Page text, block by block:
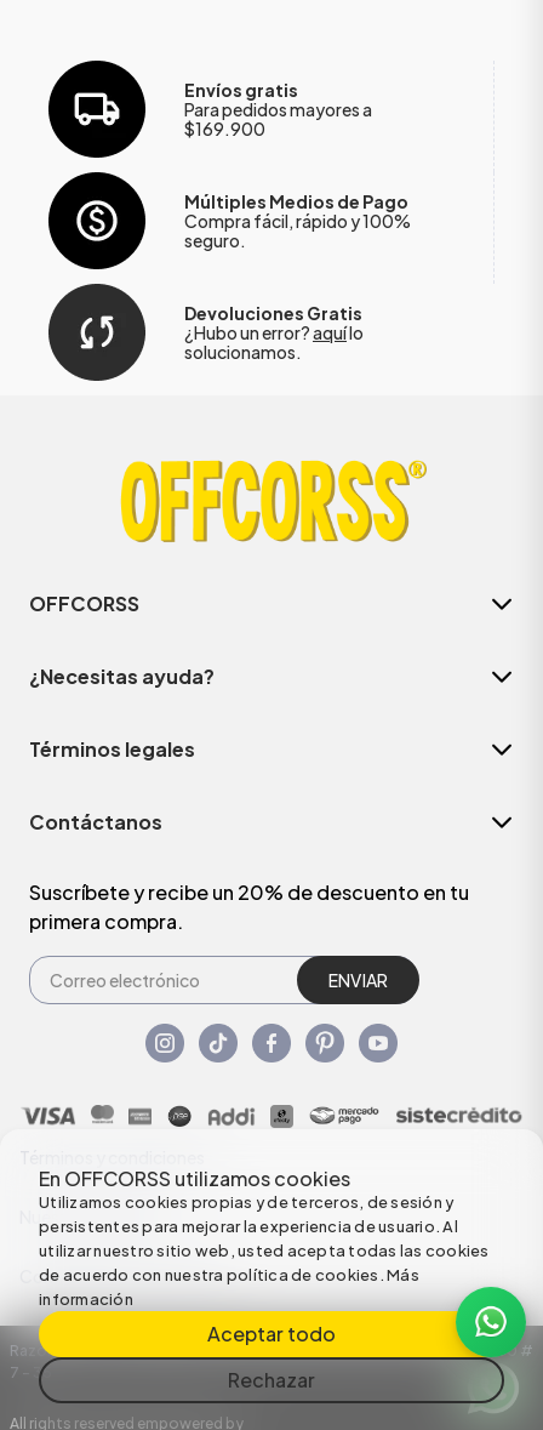
En OFFCORSS utilizamos cookies
Utilizamos cookies propias y de terceros, de sesión y
persistentes para mejorar la experiencia de usuario. Al
utilizar nuestro sitio web, usted acepta todas las cookies
de acuerdo con nuestra política de cookies.Más
información
Aceptar todo
Rechazar
Envíos gratis
Para pedidos mayores a
$169.900
Múltiples Medios de Pago
Compra fácil, rápido y 100%
seguro.
Devoluciones Gratis
¿Hubo un error?aquílo
solucionamos.
OFFCORSS
¿Necesitas ayuda?
Términos legales
Contáctanos
Suscríbete y recibe un 20% de descuento en tu
primera compra.
ENVIAR
Términos y condiciones
Nuestras Políticas
Configuración de Cookies
Razón Social: C.I HERMECO S.A. NIT: 890924167-6 Dirección: Carrera 50 #
7 – 35
All rights reserved empowered by